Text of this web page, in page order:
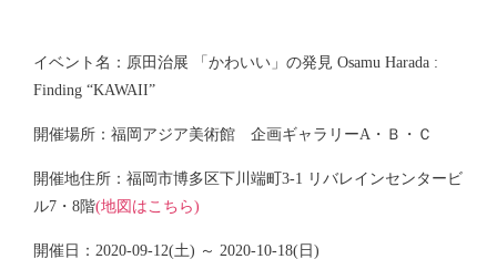
イベント名：原田治展 「かわいい」の発見 Osamu Harada :
Finding “KAWAII”
開催場所：福岡アジア美術館 企画ギャラリーA・Ｂ・Ｃ
開催地住所：福岡市博多区下川端町3-1 リバレインセンタービ
ル7・8階(地図はこちら)
開催日：2020-09-12(土) ～ 2020-10-18(日)